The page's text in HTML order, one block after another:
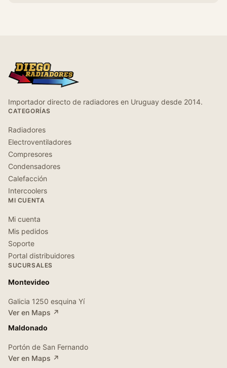
Importador directo de radiadores en Uruguay desde 2014.
CATEGORÍAS
Radiadores
Electroventiladores
Compresores
Condensadores
Calefacción
Intercoolers
MI CUENTA
Mi cuenta
Mis pedidos
Soporte
Portal distribuidores
SUCURSALES
Montevideo
Galicia 1250 esquina Yí
Ver en Maps ↗
Maldonado
Portón de San Fernando
Ver en Maps ↗